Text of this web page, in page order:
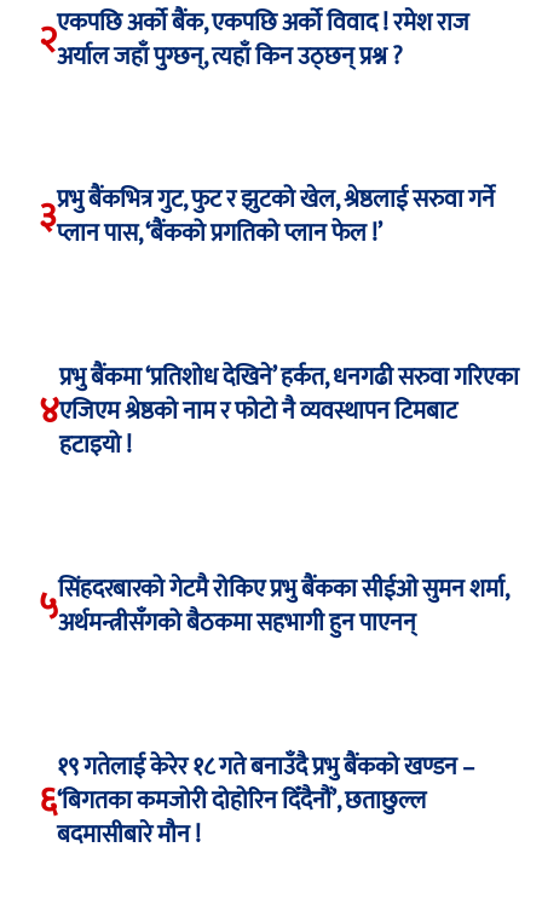
२एकपछि अर्को बैंक, एकपछि अर्को विवाद ! रमेश राज
अर्याल जहाँ पुग्छन्, त्यहाँ किन उठ्छन् प्रश्न ?
३प्रभु बैंकभित्र गुट, फुट र झुटको खेल, श्रेष्ठलाई सरुवा गर्ने
प्लान पास, ‘बैंकको प्रगतिको प्लान फेल !’
४
प्रभु बैंकमा ‘प्रतिशोध देखिने’ हर्कत, धनगढी सरुवा गरिएका
एजिएम श्रेष्ठको नाम र फोटो नै व्यवस्थापन टिमबाट
हटाइयो !
५सिंहदरबारको गेटमै रोकिए प्रभु बैंकका सीईओ सुमन शर्मा,
अर्थमन्त्रीसँगको बैठकमा सहभागी हुन पाएनन्
६
१९ गतेलाई केरेर १८ गते बनाउँदै प्रभु बैंकको खण्डन –
‘बिगतका कमजोरी दोहोरिन दिँदैनौं’, छताछुल्ल
बदमासीबारे मौन !